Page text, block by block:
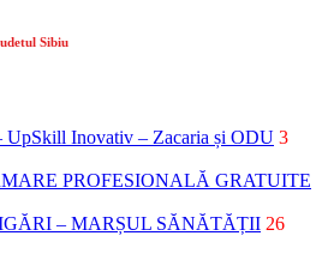
Sibiu
UpSkill Inovativ – Zacaria și ODU 3
PROFESIONALĂ GRATUITE
– MARȘUL SĂNĂTĂȚII 26